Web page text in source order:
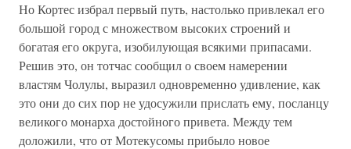
Но Кортес избрал первый путь, настолько привлекал его
большой город с множеством высоких строений и
богатая его округа, изобилующая всякими припасами.
Решив это, он тотчас сообщил о своем намерении
властям Чолулы, выразил одновременно удивление, как
это они до сих пор не удосужили прислать ему, посланцу
великого монарха достойного привета. Между тем
доложили, что от Мотекусомы прибыло новое